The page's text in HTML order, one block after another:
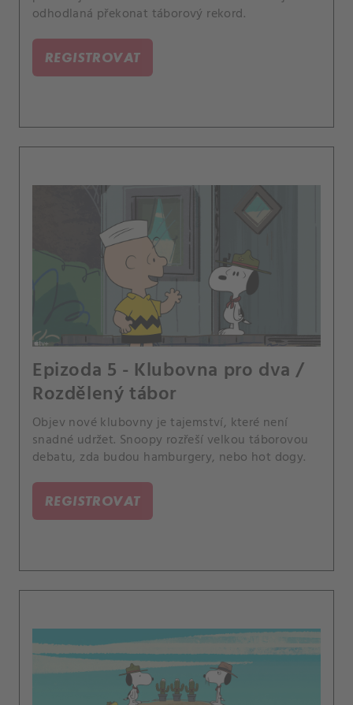
odhodlaná překonat táborový rekord.
REGISTROVAT
Epizoda 5 - Klubovna pro dva /
Rozdělený tábor
Objev nové klubovny je tajemství, které není
snadné udržet. Snoopy rozřeší velkou táborovou
debatu, zda budou hamburgery, nebo hot dogy.
REGISTROVAT